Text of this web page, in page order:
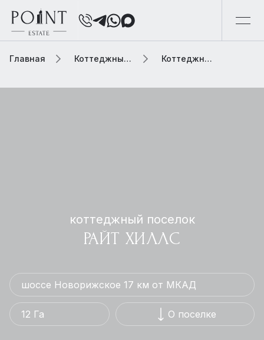
Главная Коттеджный поселок Коттеджный поселок райт хиллс
коттеджный поселок
РАЙТ ХИЛЛС
шоссе Новорижское 17 км от МКАД
12 Га О поселке